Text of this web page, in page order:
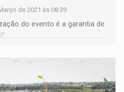
de 2021 às 08:39
do evento é a garantia de